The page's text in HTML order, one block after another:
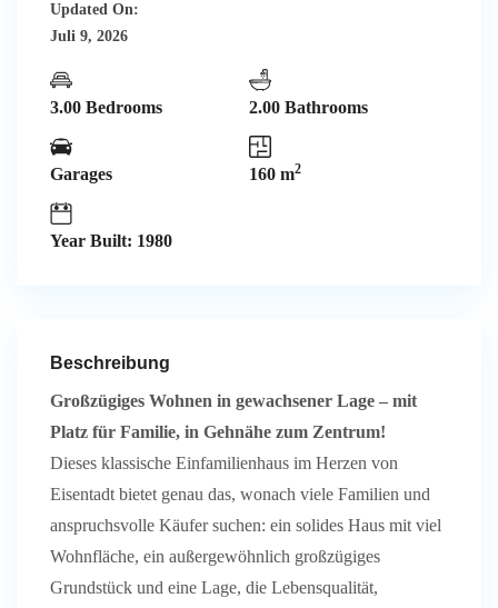
Updated On:
Juli 9, 2026
3.00 Bedrooms 2.00 Bathrooms
Garages 160 m2
Year Built: 1980
Beschreibung
Großzügiges Wohnen in gewachsener Lage – mit
Platz für Familie, in Gehnähe zum Zentrum!
Dieses klassische Einfamilienhaus im Herzen von
Eisentadt bietet genau das, wonach viele Familien und
anspruchsvolle Käufer suchen: ein solides Haus mit viel
Wohnfläche, ein außergewöhnlich großzügiges
Grundstück und eine Lage, die Lebensqualität,